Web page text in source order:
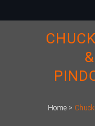
Home>